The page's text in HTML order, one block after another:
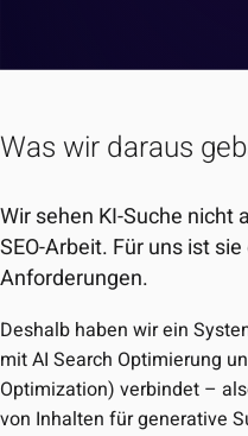
Was wir daraus
Wir sehen KI-Suche nicht
SEO-Arbeit. Für uns ist
Anforderungen.
Deshalb haben wir ein
mitAI Search Optimierung
Optimization) verbindet –
von Inhalten für generative